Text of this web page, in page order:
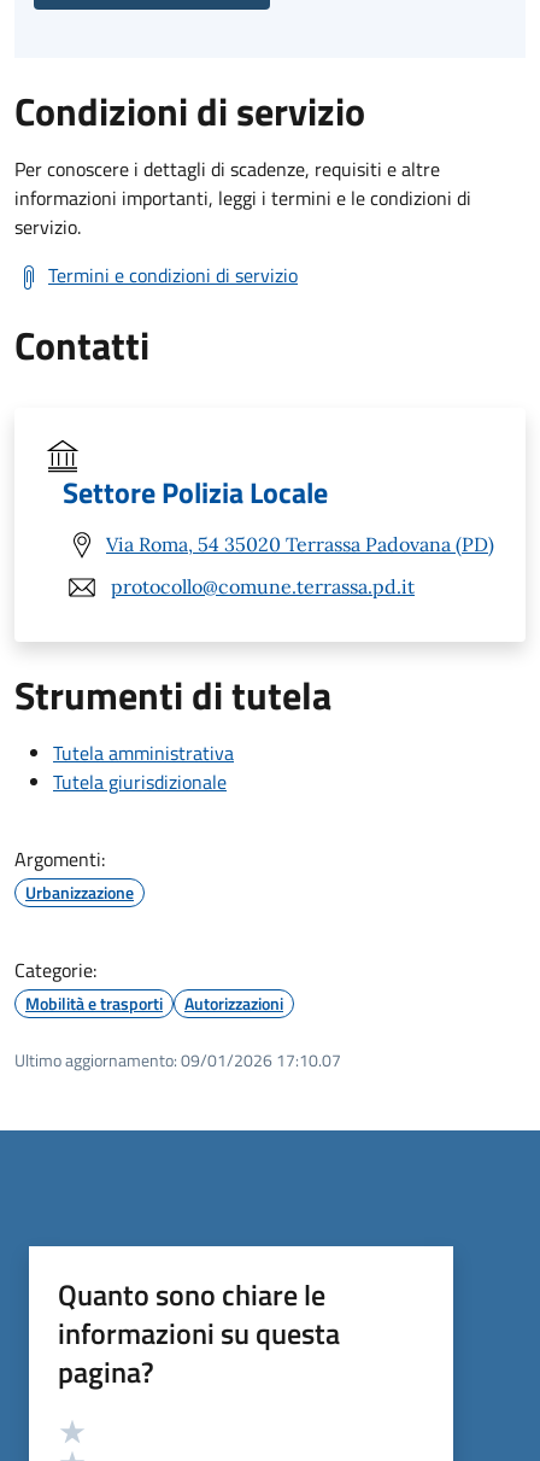
Condizioni di servizio
Per conoscere i dettagli di scadenze, requisiti e altre
informazioni importanti, leggi i termini e le condizioni di
servizio.
Termini e condizioni di servizio
Contatti
Settore Polizia Locale
Via Roma, 54 35020 Terrassa Padovana (PD)
protocollo@comune.terrassa.pd.it
Strumenti di tutela
Tutela amministrativa
Tutela giurisdizionale
Argomenti:
Urbanizzazione
Categorie:
Mobilità e trasporti Autorizzazioni
Ultimo aggiornamento:09/01/2026 17:10.07
Quanto sono chiare le
informazioni su questa
pagina?
Valutazione